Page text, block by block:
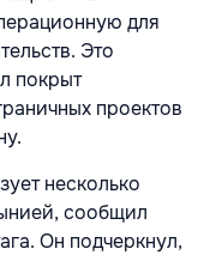
для
Это
покрыт
проектов
несколько
сообщил
Он подчеркнул,